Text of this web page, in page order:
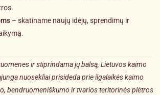
– skatiname naujų idėjų, sprendimų ir
ir stiprindama jų balsą, Lietuvos kaimo
nuosekliai prisideda prie ilgalaikės kaimo
bendruomeniškumo ir tvarios teritorinės plėtros